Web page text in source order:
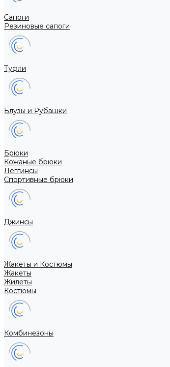
Сапоги
Резиновые сапоги
Туфли
Блузы и Рубашки
Брюки
Кожаные брюки
Леггинсы
Спортивные брюки
Джинсы
Жакеты и Костюмы
Жакеты
Жилеты
Костюмы
Комбинезоны